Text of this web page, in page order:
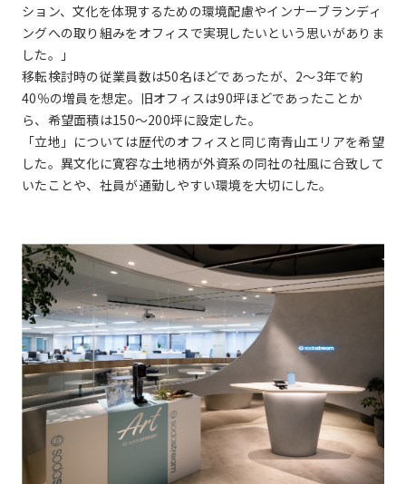
ション、文化を体現するための環境配慮やインナーブランディ
ングへの取り組みをオフィスで実現したいという思いがありま
した。」
移転検討時の従業員数は50名ほどであったが、2～3年で約
40％の増員を想定。旧オフィスは90坪ほどであったことか
ら、希望面積は150～200坪に設定した。
「立地」については歴代のオフィスと同じ南青山エリアを希望
した。異文化に寛容な土地柄が外資系の同社の社風に合致して
いたことや、社員が通勤しやすい環境を大切にした。